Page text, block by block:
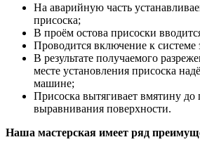
На аварийную часть
присоска;
В проём остова присоски
Проводится включение к системе
В результате получаемого
месте установления присоска
машине;
Присоска вытягивает вмятину до
выравнивания поверхности.
Наша мастерская имеет ряд